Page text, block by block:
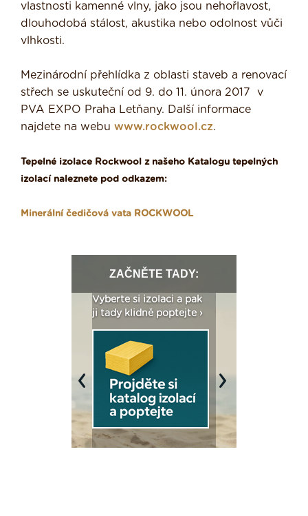
vlastnosti kamenné vlny, jako jsou nehořlavost,
dlouhodobá stálost, akustika nebo odolnost vůči
vlhkosti.
Mezinárodní přehlídka z oblasti staveb a renovací
střech se uskuteční od 9. do 11. února 2017 v
PVA EXPO Praha Letňany. Další informace
najdete na webu www.rockwool.cz.
Tepelné izolace Rockwool z našeho Katalogu tepelných
izolací naleznete pod odkazem:
Minerální čedičová vata ROCKWOOL
ZAČNĚTE TADY:
Vyberte si izolaci a pak
ji tady klidně poptejte ›
Previous Next